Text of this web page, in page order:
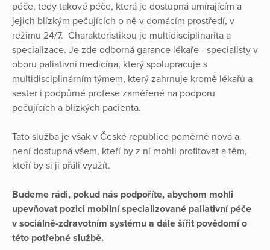
péče, tedy takové péče, která je dostupná umírajícím a
jejich blízkým pečujících o ně v domácím prostředí, v
režimu 24/7. Charakteristikou je multidisciplinarita a
specializace. Je zde odborná garance lékaře - specialisty v
oboru paliativní medicína, který spolupracuje s
multidisciplinárním týmem, který zahrnuje kromě lékařů a
sester i podpůrné profese zaměřené na podporu
pečujících a blízkých pacienta.
Tato služba je však v České republice poměrně nová a
není dostupná všem, kteří by z ní mohli profitovat a těm,
kteří by si ji přáli využít.
Budeme rádi, pokud nás podpoříte, abychom mohli
upevňovat pozici mobilní specializované paliativní péče
v sociálně-zdravotním systému a dále šířit povědomí o
této potřebné službě.